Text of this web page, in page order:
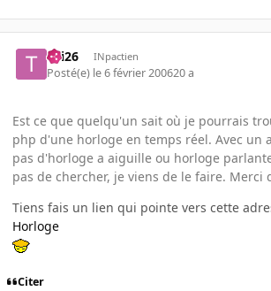
titi26 INpactien
Posté(e) le 6 février 200620 a
Est ce que quelqu'un sait où je pourrais
php d'une horloge en temps réel. Avec un
pas d'horloge a aiguille ou horloge
pas de chercher, je viens de le faire. Merci
Tiens fais un lien qui pointe vers cette
Horloge
Citer